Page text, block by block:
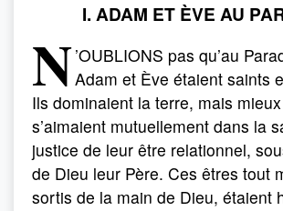
I. ADAM ET ÈVE AU
N’OUBLIONS pas qu’au
Adam et Ève étaient saints
Ils dominaient la terre, mais
s’aimaient mutuellement dans la
justice de leur être relationnel,
de Dieu leur Père. Ces êtres tout
sortis de la main de Dieu, étaient